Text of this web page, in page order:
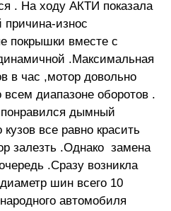
. На ходу АКТИ показала
причина-износ
покрышки вместе с
.Максимальная
в час ,мотор довольно
всем диапазоне оборотов .
дымный
все равно красить
залезть .Однако замена
.Сразу возникла
шин всего 10
автомобиля